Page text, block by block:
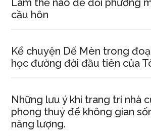
Làm thế nào để đối phương
cầu hôn
Kể chuyện Dế Mèn trong
học đường đời đầu tiên của
Những lưu ý khi trang trí nhà
phong thuỷ để không gian
năng lượng.